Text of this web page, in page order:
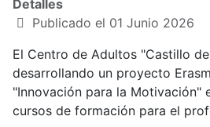
Detalles
Publicado el 01 Junio 2026
El Centro de Adultos "Castillo
desarrollando un proyecto
"Innovación para la Motivación"
cursos de formación para el